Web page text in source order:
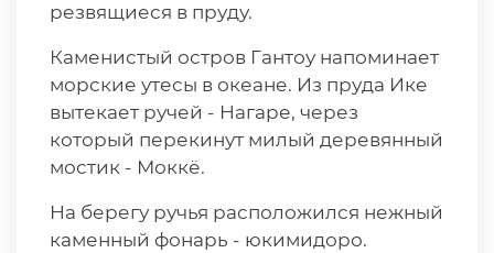
резвящиеся в пруду.
Каменистый остров Гантоу напоминает
морские утесы в океане. Из пруда Ике
вытекает ручей - Нагаре, через
который перекинут милый деревянный
мостик - Моккё.
На берегу ручья расположился нежный
каменный фонарь - юкимидоро.